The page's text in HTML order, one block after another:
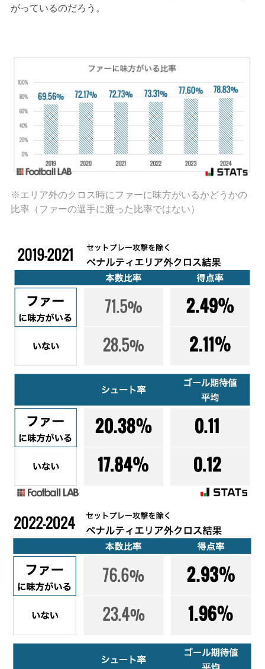
がっているのだろう。
※エリア外のクロス時にファーに味方がいるかどうかの
比率（ファーの選手に渡った比率ではない）